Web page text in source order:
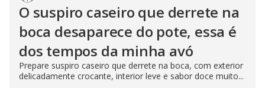
O suspiro caseiro que derrete na
boca desaparece do pote, essa é
dos tempos da minha avó
Prepare suspiro caseiro que derrete na boca, com exterior
delicadamente crocante, interior leve e sabor doce muito...